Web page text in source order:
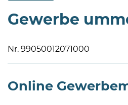
Uhr
Do
Gewerbe
Nr. 99050012071000
Online